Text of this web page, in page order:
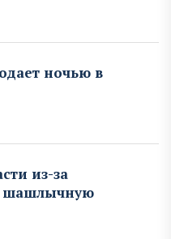
ночью в
из-за
шашлычную